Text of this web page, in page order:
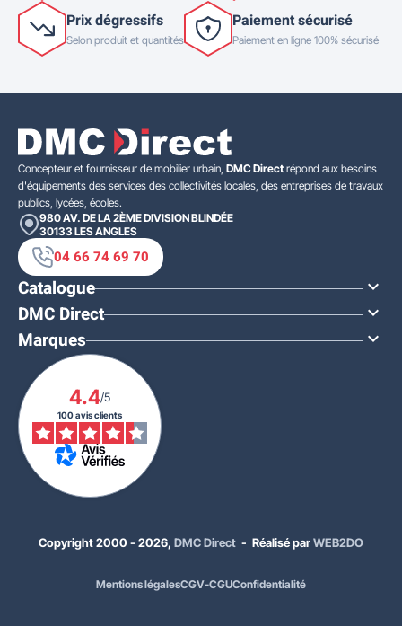
Prix dégressifs
Selon produit et quantités
Paiement sécurisé
Paiement en ligne 100% sécurisé
Concepteur et fournisseur de mobilier urbain, DMC Direct répond aux besoins
d'équipements des services des collectivités locales, des entreprises de travaux
publics, lycées, écoles.
980 AV. DE LA 2ÈME DIVISION BLINDÉE
30133 LES ANGLES
04 66 74 69 70
Catalogue 
DMC Direct 
Marques 
4.4/5
100 avis clients
Copyright 2000 - 2026, DMC Direct - Réalisé parWEB2DO
Mentions légalesCGV-CGUConfidentialité